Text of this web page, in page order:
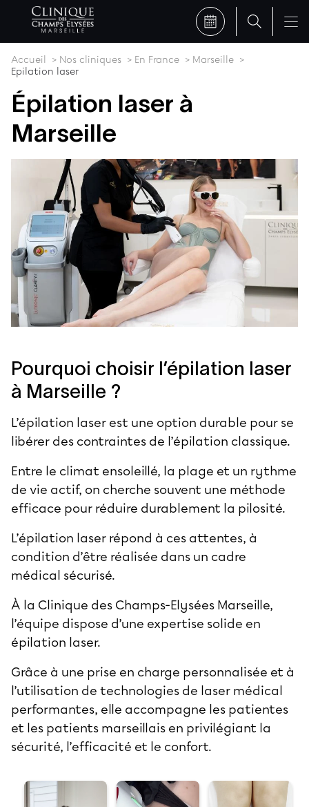
Accueil Nos cliniques En France
Marseille
Epilation laser
Épilation laser à
Marseille
Pourquoi choisir l’épilation laser
à Marseille ?
L’épilation laser est une option durable pour se
libérer des contraintes de l’épilation classique.
Entre le climat ensoleillé, la plage et un rythme
de vie actif, on cherche souvent une méthode
efficace pour réduire durablement la pilosité.
L’épilation laser répond à ces attentes, à
condition d’être réalisée dans un cadre
médical sécurisé.
À la Clinique des Champs-Elysées Marseille,
l’équipe dispose d’une expertise solide en
épilation laser.
Grâce à une prise en charge personnalisée et à
l’utilisation de technologies de laser médical
performantes, elle accompagne les patientes
et les patients marseillais en privilégiant la
sécurité, l’efficacité et le confort.